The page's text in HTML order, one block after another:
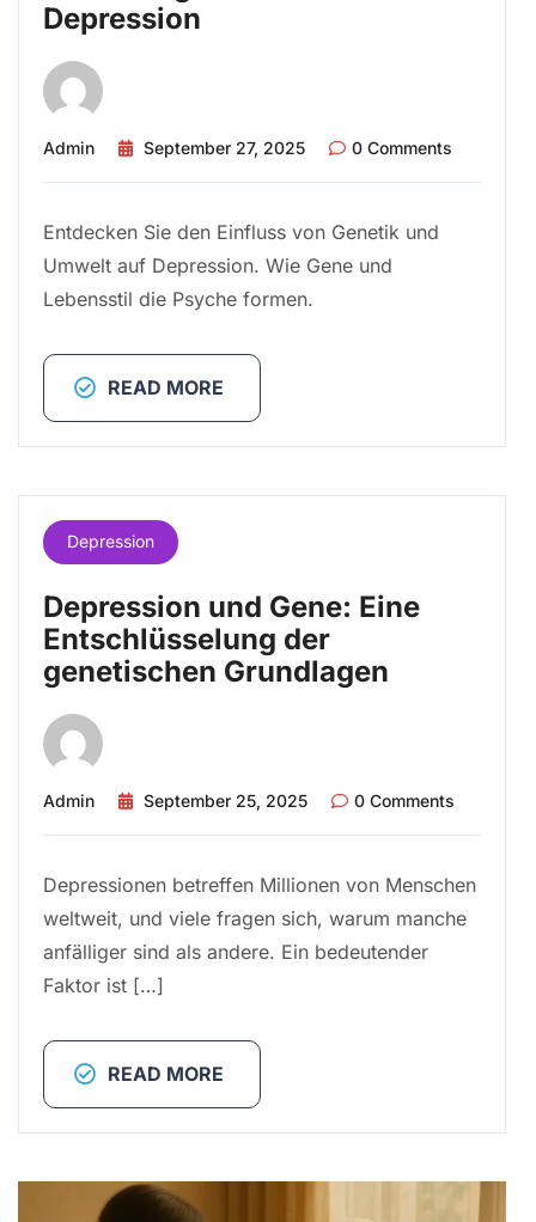
Depression
Admin September 27, 2025 0 Comments
Entdecken Sie den Einfluss von Genetik und
Umwelt auf Depression. Wie Gene und
Lebensstil die Psyche formen.
READ MORE
Depression
Depression und Gene: Eine
Entschlüsselung der
genetischen Grundlagen
Admin September 25, 2025 0 Comments
Depressionen betreffen Millionen von Menschen
weltweit, und viele fragen sich, warum manche
anfälliger sind als andere. Ein bedeutender
Faktor ist […]
READ MORE